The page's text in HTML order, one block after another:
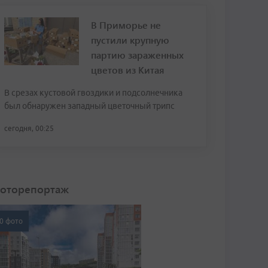
В Приморье не
пустили крупную
партию зараженных
цветов из Китая
В срезах кустовой гвоздики и подсолнечника
был обнаружен западный цветочный трипс
сегодня, 00:25
фото